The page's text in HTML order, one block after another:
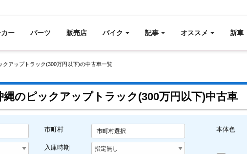
カー パーツ 販売店 バイク 記事 オススメ 新車
クアップトラック(300万円以下)の中古車一覧
縄のピックアップトラック(300万円以下)中古車
市町村 市町村選択
入庫時期
本体色